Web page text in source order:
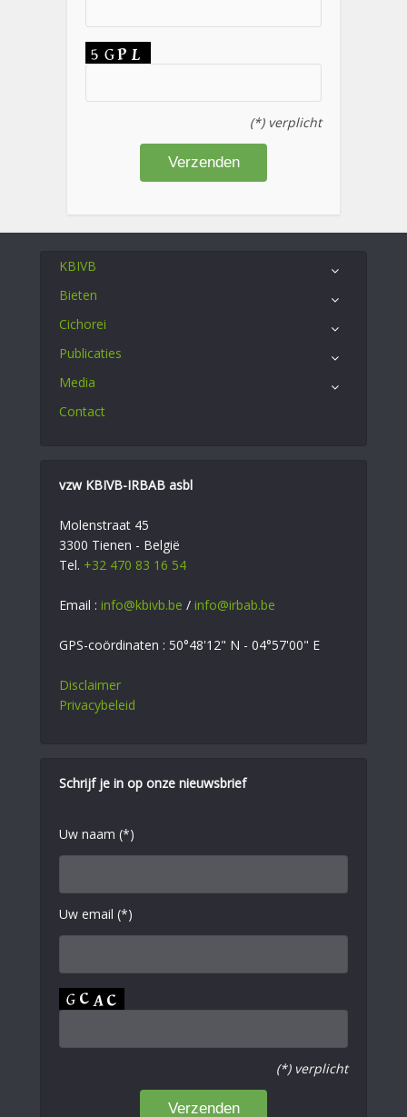
(*) verplicht
KBIVB
Bieten
Cichorei
Publicaties
Media
Contact
vzw KBIVB-IRBAB asbl
Molenstraat 45
3300 Tienen - België
Tel. +32 470 83 16 54
Email : info@kbivb.be / info@irbab.be
GPS-coördinaten : 50°48'12" N - 04°57'00" E
Disclaimer
Privacybeleid
Schrijf je in op onze nieuwsbrief
Uw naam (*)
Uw email (*)
(*) verplicht